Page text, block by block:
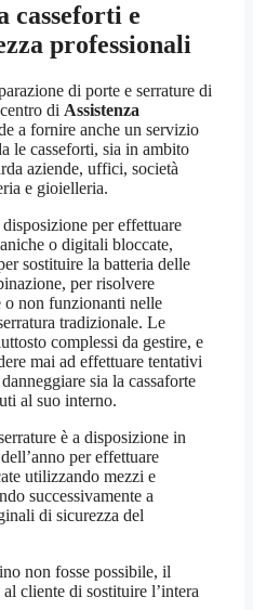
casseforti e
professionali
di porte e serrature di
di Assistenza
a fornire anche un servizio
le casseforti, sia in ambito
aziende, uffici, società
e gioielleria.
per effettuare
o digitali bloccate,
sostituire la batteria delle
per risolvere
non funzionanti nelle
tradizionale. Le
complessi da gestire, e
mai ad effettuare tentativi
sia la cassaforte
al suo interno.
è a disposizione in
per effettuare
utilizzando mezzi e
successivamente a
di sicurezza del
non fosse possibile, il
cliente di sostituire l’intera